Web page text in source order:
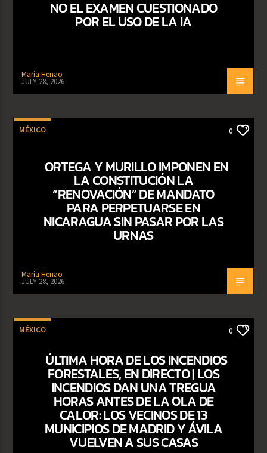
NO EL EXAMEN CUESTIONADO
POR EL USO DE LA IA
Maria Henao
JULY 28, 2026
MÉXICO 0
ORTEGA Y MURILLO IMPONEN EN
LA CONSTITUCIÓN LA
“RENOVACIÓN” DE MANDATO
PARA PERPETUARSE EN
NICARAGUA SIN PASAR POR LAS
URNAS
Maria Henao
JULY 28, 2026
MÉXICO 0
ÚLTIMA HORA DE LOS INCENDIOS
FORESTALES, EN DIRECTO | LOS
INCENDIOS DAN UNA TREGUA
HORAS ANTES DE LA OLA DE
CALOR: LOS VECINOS DE 13
MUNICIPIOS DE MADRID Y ÁVILA
VUELVEN A SUS CASAS